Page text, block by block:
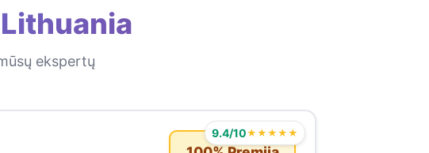
ekspertų
9.4/10★★★★★